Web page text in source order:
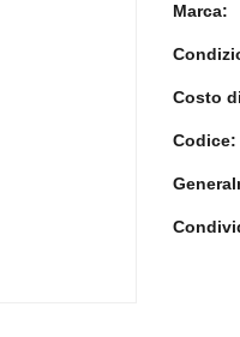
Marca:
Costo
Codice: